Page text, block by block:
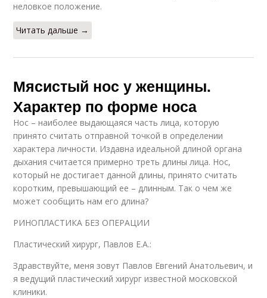
неловкое положение.
Читать дальше →
Мясистый нос у женщины.
Характер по форме носа
Нос – наиболее выдающаяся часть лица, которую
принято считать отправной точкой в определении
характера личности. Издавна идеальной длиной органа
дыхания считается примерно треть длины лица. Нос,
который не достигает данной длины, принято считать
коротким, превышающий ее – длинным. Так о чем же
может сообщить нам его длина?
РИНОПЛАСТИКА БЕЗ ОПЕРАЦИИ
Пластический хирург, Павлов Е.А.:
Здравствуйте, меня зовут Павлов Евгений Анатольевич, и
я ведущий пластический хирург известной московской
клиники.